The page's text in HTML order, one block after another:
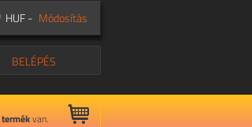
HUF - Módosítás
BELÉPÉS
termékvan.